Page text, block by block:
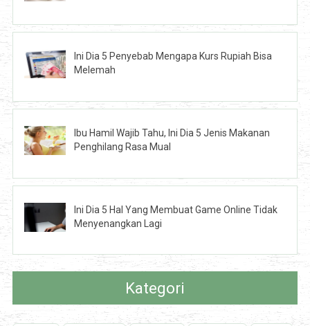
Ini Dia 5 Penyebab Mengapa Kurs Rupiah Bisa
Melemah
Ibu Hamil Wajib Tahu, Ini Dia 5 Jenis Makanan
Penghilang Rasa Mual
Ini Dia 5 Hal Yang Membuat Game Online Tidak
Menyenangkan Lagi
Kategori